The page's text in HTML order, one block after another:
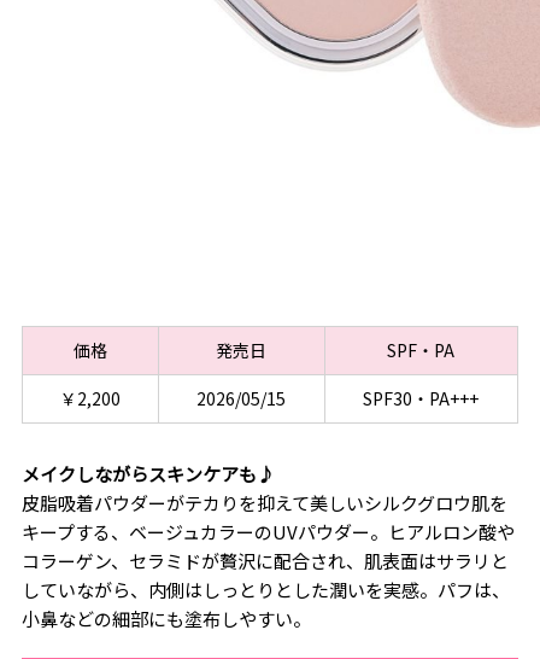
価格 発売日
SPF・PA
￥2,200
2026/05/15 SPF30・PA+++
メイクしながらスキンケアも♪
皮脂吸着パウダーがテカりを抑えて美しいシルクグロウ肌を
キープする、ベージュカラーのUVパウダー。ヒアルロン酸や
コラーゲン、セラミドが贅沢に配合され、肌表面はサラリと
していながら、内側はしっとりとした潤いを実感。パフは、
小鼻などの細部にも塗布しやすい。